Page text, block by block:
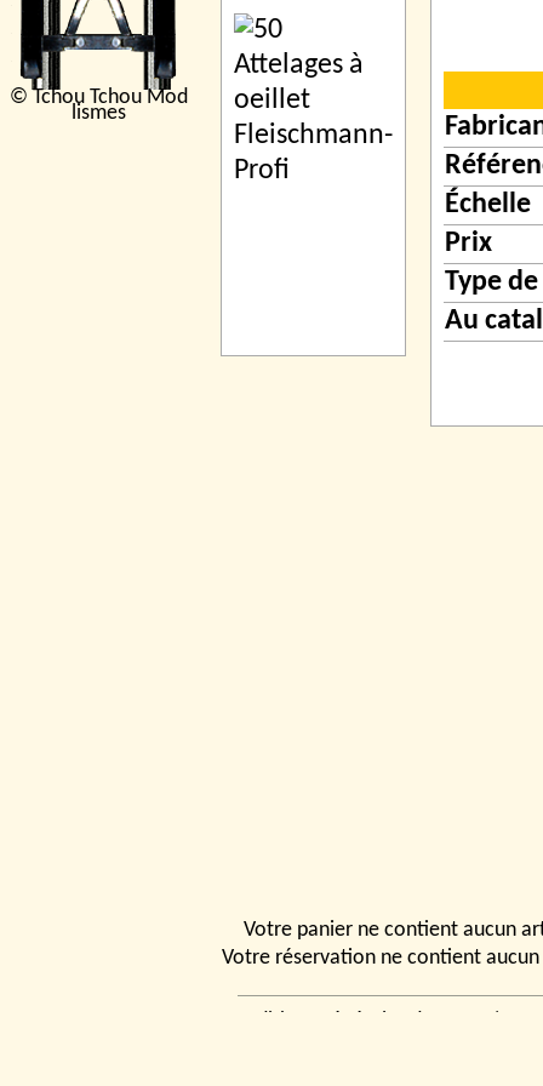
© Tchou Tchou Mod
lismes
Échelle
Prix
Type
Au
Votre panier ne contient aucun
Votre réservation ne contient